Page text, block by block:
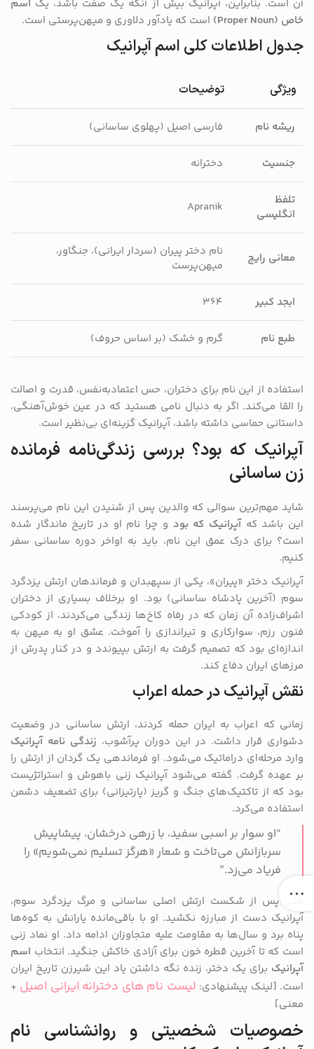
آن است. بنابراین، آپرانیک بیش از آنکه یک صفت باشد، یک اسم
خاص (Proper Noun)
است که یادآور دلاوری و میهن‌پرستی است.
جدول اطلاعات کلی اسم آپرانیک
ویژگی توضیحات
ریشه نام فارسی اصیل (پهلوی ساسانی)
جنسیت دخترانه
تلفظ
انگلیسی
Apranik
معانی رایج
نام دختر پیران (سردار ایرانی)، جنگاور،
میهن‌پرست
ابجد کبیر ۳۶۴
طبع نام گرم و خشک (بر اساس حروف)
استفاده از این نام برای دختران، حس اعتماد‌به‌نفس، قدرت و اصالت
را القا می‌کند. اگر به دنبال نامی هستید که در عین خوش‌آهنگی،
داستانی حماسی داشته باشد، آپرانیک گزینه‌ای بی‌نظیر است.
آپرانیک که بود؟ بررسی زندگی‌نامه فرمانده
زن ساسانی
شاید مهم‌ترین سوالی که والدین پس از شنیدن این نام می‌پرسند
این باشد کهآپرانیک که بود و چرا نام او در تاریخ ماندگار شده
است؟ برای درک عمق این نام، باید به اواخر دوره ساسانی سفر
کنیم.
آپرانیک دختر «پیران»، یکی از سپهبدان و فرماندهان ارتش یزدگرد
سوم (آخرین پادشاه ساسانی) بود. او برخلاف بسیاری از دختران
اشراف‌زاده آن زمان که در رفاه کاخ‌ها زندگی می‌کردند، از کودکی
فنون رزم، سوارکاری و تیراندازی را آموخت. عشق او به میهن به
اندازه‌ای بود که تصمیم گرفت به ارتش بپیوندد و در کنار پدرش از
مرزهای ایران دفاع کند.
نقش آپرانیک در حمله اعراب
زمانی که اعراب به ایران حمله کردند، ارتش ساسانی در وضعیت
دشواری قرار داشت. در این دوران پرآشوب، زندگی نامه آپرانیک
وارد مرحله‌ای دراماتیک می‌شود. او فرماندهی یک گردان از ارتش را
بر عهده گرفت. گفته می‌شود آپرانیک زنی باهوش و استراتژیست
بود که از تاکتیک‌های جنگ و گریز (پارتیزانی) برای تضعیف دشمن
استفاده می‌کرد.
“او سوار بر اسبی سفید، با زرهی درخشان، پیشاپیش
سربازانش می‌تاخت و شعار «هرگز تسلیم نمی‌شویم» را
فریاد می‌زد.”
حتی پس از شکست ارتش اصلی ساسانی و مرگ یزدگرد سوم،
آپرانیک دست از مبارزه نکشید. او با باقی‌مانده یارانش به کوه‌ها
پناه برد و سال‌ها به مقاومت علیه متجاوزان ادامه داد. او نماد زنی
است که تا آخرین قطره خون برای آزادی خاکش جنگید. انتخاب اسم
آپرانیک برای یک دختر، زنده نگه داشتن یاد این شیرزن تاریخ ایران
است. [لینک پیشنهادی: لیست نام های دخترانه ایرانی اصیل +
معنی]
خصوصیات شخصیتی و روانشناسی نام